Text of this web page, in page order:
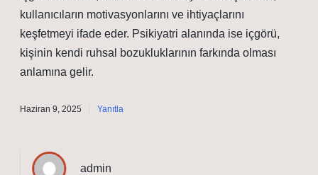
kullanıcıların motivasyonlarını ve ihtiyaçlarını
keşfetmeyi ifade eder. Psikiyatri alanında ise içgörü,
kişinin kendi ruhsal bozukluklarının farkında olması
anlamına gelir.
Haziran 9, 2025 Yanıtla
admin